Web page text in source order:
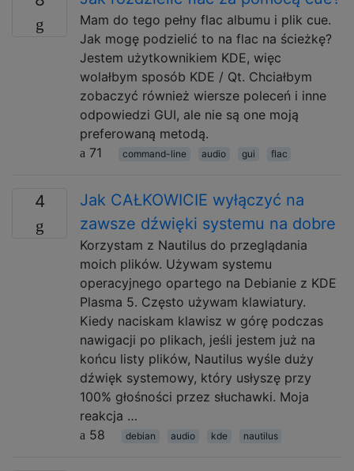
Mam do tego pełny flac albumu i plik cue.
Jak mogę podzielić to na flac na ścieżkę?
Jestem użytkownikiem KDE, więc
wolałbym sposób KDE / Qt. Chciałbym
zobaczyć również wiersze poleceń i inne
odpowiedzi GUI, ale nie są one moją
preferowaną metodą.
71
command-line audio gui flac
4
Jak CAŁKOWICIE wyłączyć na
zawsze dźwięki systemu na dobre
Korzystam z Nautilus do przeglądania
moich plików. Używam systemu
operacyjnego opartego na Debianie z KDE
Plasma 5. Często używam klawiatury.
Kiedy naciskam klawisz w górę podczas
nawigacji po plikach, jeśli jestem już na
końcu listy plików, Nautilus wyśle ​​duży
dźwięk systemowy, który usłyszę przy
100% głośności przez słuchawki. Moja
reakcja …
58
debian audio kde nautilus